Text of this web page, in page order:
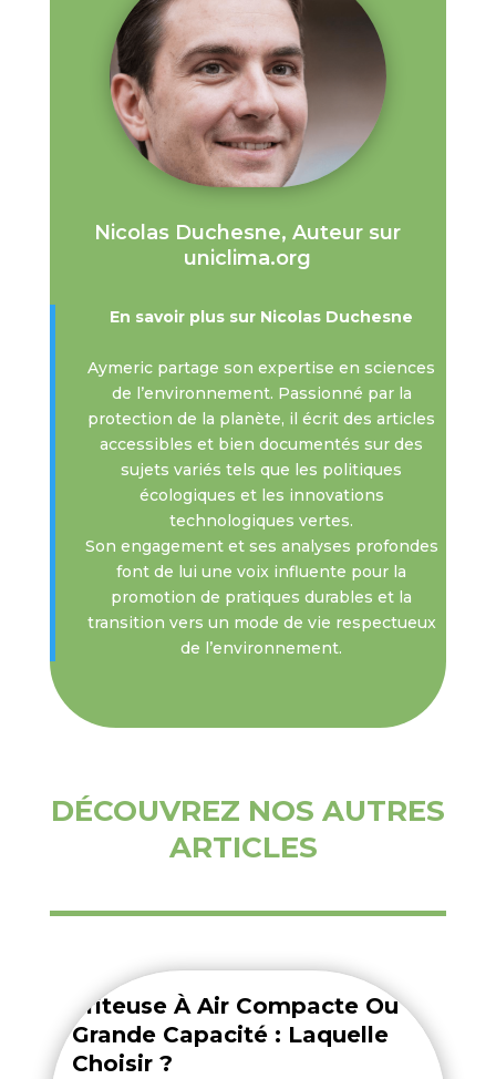
Nicolas Duchesne, Auteur sur
uniclima.org
En savoir plus sur Nicolas Duchesne
Aymeric partage son expertise en sciences
de l’environnement. Passionné par la
protection de la planète, il écrit des articles
accessibles et bien documentés sur des
sujets variés tels que les politiques
écologiques et les innovations
technologiques vertes.
Son engagement et ses analyses profondes
font de lui une voix influente pour la
promotion de pratiques durables et la
transition vers un mode de vie respectueux
de l’environnement.
DÉCOUVREZ NOS AUTRES
ARTICLES
Friteuse À Air Compacte Ou
Grande Capacité : Laquelle
Choisir ?